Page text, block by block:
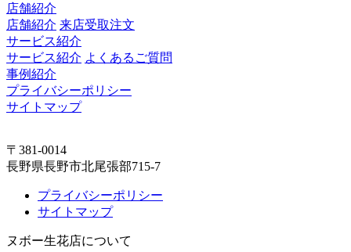
店舗紹介
店舗紹介 来店受取注文
サービス紹介
サービス紹介 よくあるご質問
事例紹介
プライバシーポリシー
サイトマップ
〒381-0014
長野県長野市北尾張部715-7
プライバシーポリシー
サイトマップ
ヌボー生花店について